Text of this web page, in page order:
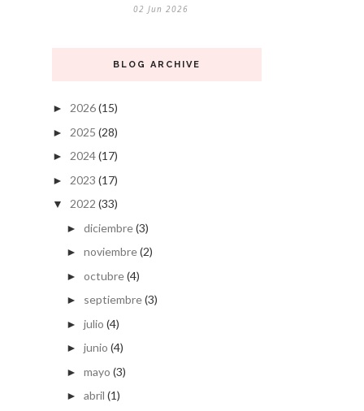
02 Jun 2026
BLOG ARCHIVE
► 2026(15)
► 2025 (28)
► 2024(17)
► 2023 (17)
▼ 2022 (33)
► diciembre(3)
► noviembre(2)
► octubre(4)
► septiembre(3)
► julio (4)
► junio (4)
► mayo (3)
► abril (1)